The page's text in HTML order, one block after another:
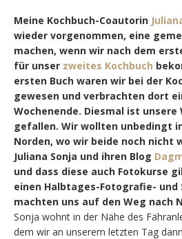
Meine Kochbuch-Coautorin
wieder vorgenommen, eine
machen, wenn wir nach dem
für unser zweites Kochbuch
ersten Buch waren wir bei der
gewesen und verbrachten dort
Wochenende. Diesmal ist unsere
gefallen. Wir wollten unbedingt
Norden, wo wir beide noch nicht
Juliana Sonja und ihren Blog
und dass diese auch Fotokurse
einen Halbtages-Fotografie- und
machten uns auf den Weg nach
Sonja wohnt in der Nähe des
dem wir an unserem letzten Tag